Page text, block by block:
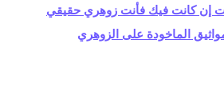
إن كانت فيك فأنت زوهري حقيقي
الماخودة على الزوهري